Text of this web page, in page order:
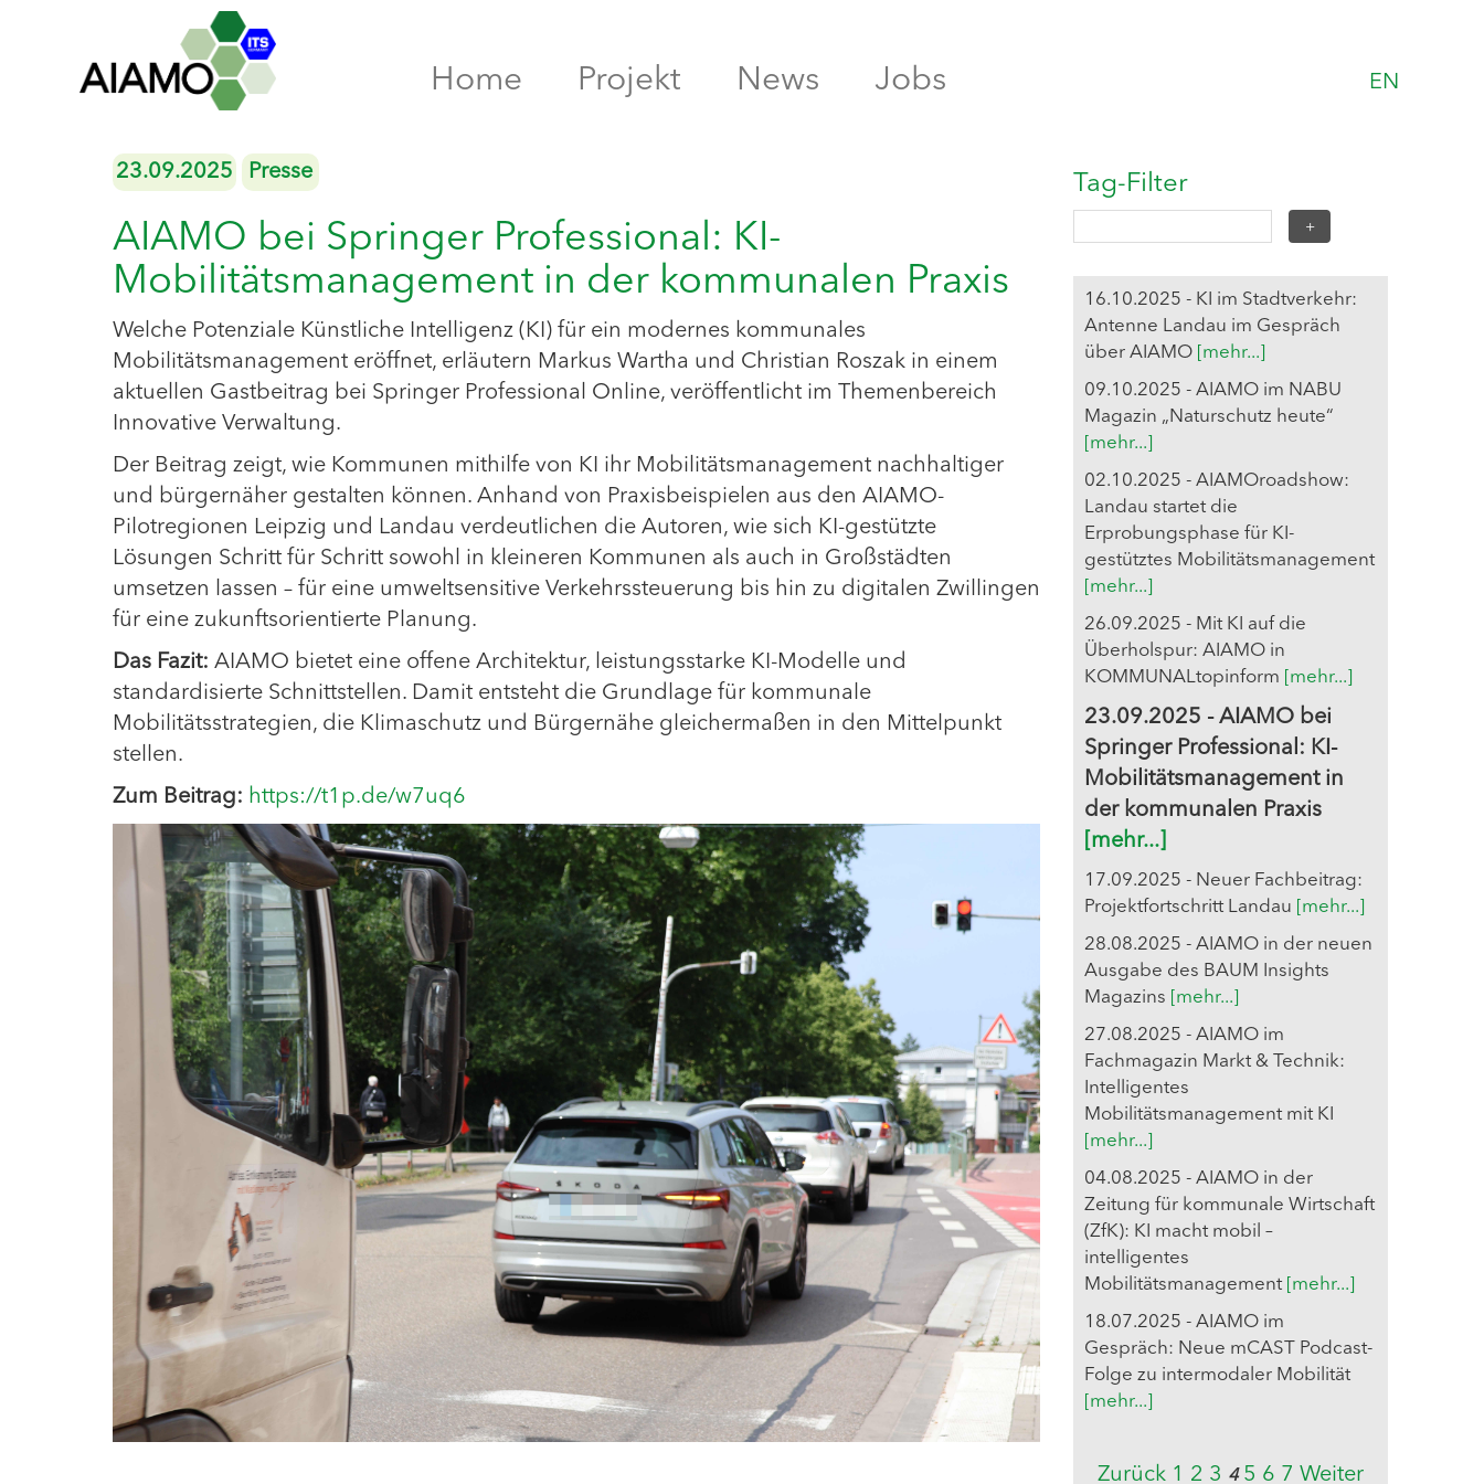
Home Projekt News Jobs EN
23.09.2025 Presse
AIAMO bei Springer Professional: KI-
Mobilitätsmanagement in der kommunalen Praxis
Welche Potenziale Künstliche Intelligenz (KI) für ein modernes kommunales
Mobilitätsmanagement eröffnet, erläutern Markus Wartha und Christian Roszak in einem
aktuellen Gastbeitrag bei Springer Professional Online, veröffentlicht im Themenbereich
Innovative Verwaltung.
Der Beitrag zeigt, wie Kommunen mithilfe von KI ihr Mobilitätsmanagement nachhaltiger
und bürgernäher gestalten können. Anhand von Praxisbeispielen aus den AIAMO-
Pilotregionen Leipzig und Landau verdeutlichen die Autoren, wie sich KI-gestützte
Lösungen Schritt für Schritt sowohl in kleineren Kommunen als auch in Großstädten
umsetzen lassen – für eine umweltsensitive Verkehrssteuerung bis hin zu digitalen Zwillingen
für eine zukunftsorientierte Planung.
Das Fazit: AIAMO bietet eine offene Architektur, leistungsstarke KI-Modelle und
standardisierte Schnittstellen. Damit entsteht die Grundlage für kommunale
Mobilitätsstrategien, die Klimaschutz und Bürgernähe gleichermaßen in den Mittelpunkt
stellen.
Zum Beitrag: https://t1p.de/w7uq6
Tag-Filter
16.10.2025 - KI im Stadtverkehr:
Antenne Landau im Gespräch
über AIAMO [mehr...]
09.10.2025 - AIAMO im NABU
Magazin „Naturschutz heute“
[mehr...]
02.10.2025 - AIAMOroadshow:
Landau startet die
Erprobungsphase für KI-
gestütztes Mobilitätsmanagement
[mehr...]
26.09.2025 - Mit KI auf die
Überholspur: AIAMO in
KOMMUNALtopinform
[mehr...]
23.09.2025 - AIAMO bei
Springer Professional: KI-
Mobilitätsmanagement in
der kommunalen Praxis
[mehr...]
17.09.2025 - Neuer Fachbeitrag:
Projektfortschritt Landau
[mehr...]
28.08.2025 - AIAMO in der neuen
Ausgabe des BAUM Insights
Magazins
[mehr...]
27.08.2025 - AIAMO im
Fachmagazin Markt & Technik:
Intelligentes
Mobilitätsmanagement mit KI
[mehr...]
04.08.2025 - AIAMO in der
Zeitung für kommunale Wirtschaft
(ZfK): KI macht mobil –
intelligentes
Mobilitätsmanagement [mehr...]
18.07.2025 - AIAMO im
Gespräch: Neue mCAST Podcast-
Folge zu intermodaler Mobilität
[mehr...]
Zurück 1 2 3 4 5 6 7 Weiter